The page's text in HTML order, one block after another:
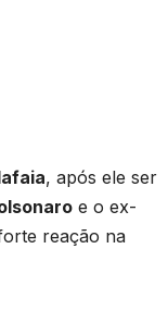
, após ele ser
e o ex-
reação na